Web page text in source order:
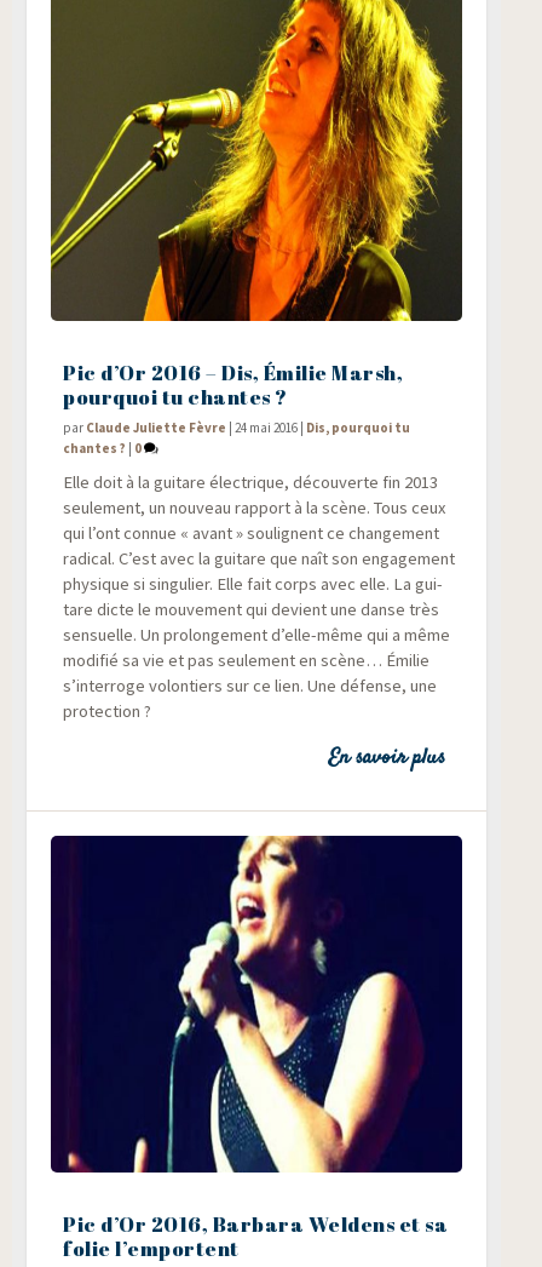
Pic d’Or 2016 – Dis, Émilie Marsh,
pourquoi tu chantes ?
par Claude Juliette Fèvre |24 mai 2016 | Dis, pourquoi tu
chantes ? | 0
Elle doit à la gui­tare élec­trique, décou­verte fin 2013
seule­ment, un nou­veau rap­port à la scène. Tous ceux
qui l’ont connue « avant » sou­lignent ce chan­ge­ment
radi­cal. C’est avec la gui­tare que naît son enga­ge­ment
phy­sique si sin­gu­lier. Elle fait corps avec elle. La gui­
tare dicte le mou­ve­ment qui devient une danse très
sen­suelle. Un pro­lon­ge­ment d’elle-même qui a même
modi­fié sa vie et pas seule­ment en scène… Émi­lie
s’interroge volon­tiers sur ce lien. Une défense, une
protection ?
En savoir plus
Pic d’Or 2016, Barbara Weldens et sa
folie l’emportent